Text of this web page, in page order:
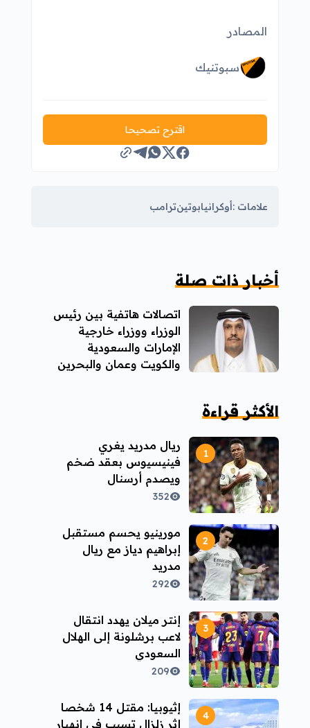
المصادر
سبوتنيك
اقترح تصحيحا
علامات :أوكرانيابوتينترامب
أخبار ذات صلة
اتصالات هاتفية بين رئيس
الوزراء ووزراء خارجية
الإمارات والسعودية
والكويت وعمان والبحرين
الأكثر قراءة
ريال مدريد يغري
فينيسيوس بعقد ضخم
ويصدم أرسنال
352
مورينيو يحسم مستقبل
إبراهيم دياز مع ريال
مدريد
292
إنتر ميلان يهدد انتقال
لاعب برشلونة إلى الهلال
السعودي
209
إثيوبيا: مقتل 14 شخصا
إثر زلزال تسبب في انهيار